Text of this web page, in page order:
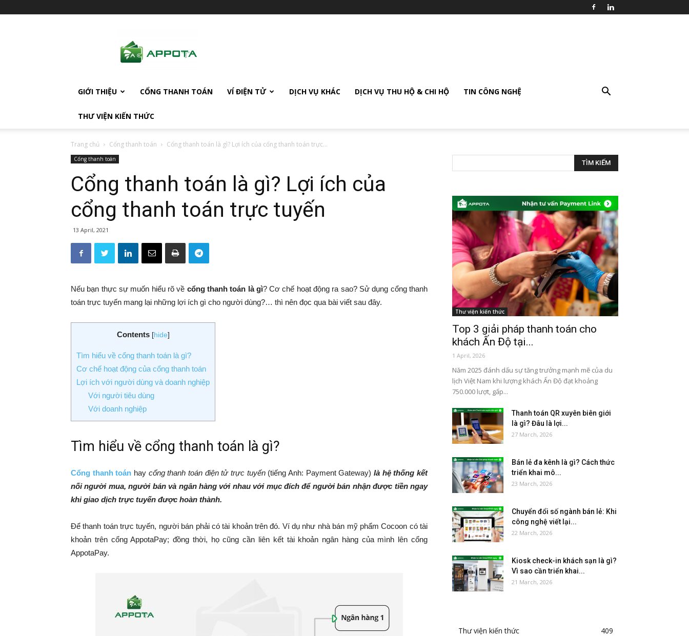
GIỚI THIỆU CỔNG THANH TOÁN VÍ ĐIỆN TỬ DỊCH VỤ KHÁC DỊCH VỤ THU HỘ & CHI HỘ TIN CÔNG NGHỆ
THƯ VIỆN KIẾN THỨC
Trang chủ Cổng thanh toán Cổng thanh toán là gì? Lợi ích của cổng thanh toán trực...
Cổng thanh toán
Cổng thanh toán là gì? Lợi ích của
cổng thanh toán trực tuyến
13 April, 2021
Nếu bạn thực sự muốn hiểu rõ về cổng thanh toán là gì? Cơ chế hoạt động ra sao? Sử dụng cổng thanh
toán trực tuyến mang lại những lợi ích gì cho người dùng?… thì nên đọc qua bài viết sau đây.
Contents [hide]
Tìm hiểu về cổng thanh toán là gì?
Cơ chế hoạt động của cổng thanh toán
Lợi ích với người dùng và doanh nghiệp
Với người tiêu dùng
Với doanh nghiệp
Tìm hiểu về cổng thanh toán là gì?
Cổng thanh toán hay cổng thanh toán điện tử trực tuyến(tiếng Anh: Payment Gateway)là hệ thống kết
nối người mua, người bán và ngân hàng với nhau với mục đích để người bán nhận được tiền ngay
khi giao dịch trực tuyến được hoàn thành.
Để thanh toán trực tuyến, người bán phải có tài khoản trên đó. Ví dụ như nhà bán mỹ phẩm Cocoon có tài
khoản trên cổng AppotaPay; đồng thời, họ cũng cần liên kết tài khoản ngân hàng của mình lên cổng
AppotaPay.
Thư viện kiến thức
Top 3 giải pháp thanh toán cho
khách Ấn Độ tại...
1 April, 2026
Năm 2025 đánh dấu sự tăng trưởng mạnh mẽ của du
lịch Việt Nam khi lượng khách Ấn Độ đạt khoảng
750.000 lượt, gấp...
Thanh toán QR xuyên biên giới
là gì? Đâu là lợi...
27 March, 2026
Bán lẻ đa kênh là gì? Cách thức
triển khai mô...
23 March, 2026
Chuyển đổi số ngành bán lẻ: Khi
công nghệ viết lại...
22 March, 2026
Kiosk check-in khách sạn là gì?
Vì sao cần triển khai...
21 March, 2026
Thư viện kiến thức
409